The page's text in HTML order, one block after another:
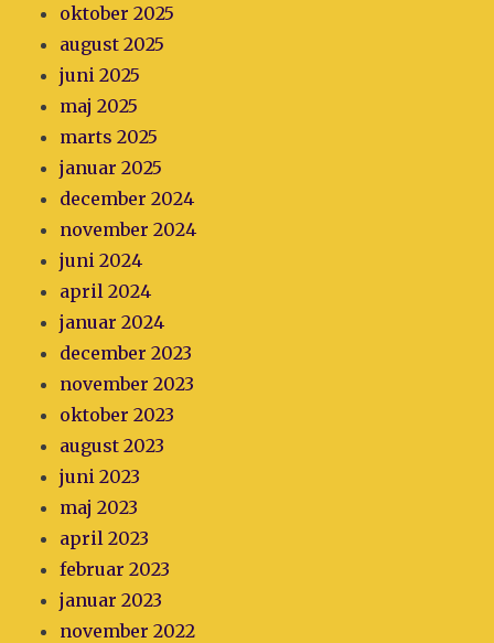
oktober 2025
august 2025
juni 2025
maj 2025
marts 2025
januar 2025
december 2024
november 2024
juni 2024
april 2024
januar 2024
december 2023
november 2023
oktober 2023
august 2023
juni 2023
maj 2023
april 2023
februar 2023
januar 2023
november 2022